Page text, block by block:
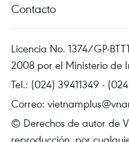
Contacto
Licencia No. 1374/GP-
2008 por el Ministerio de
Tel.: (024) 39411349 -
Correo:
© Derechos de autor de
reproducción, por